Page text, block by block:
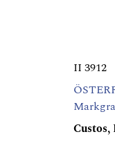
II 3912
Custos,